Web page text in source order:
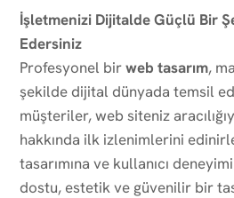
İşletmenizi Dijitalde Güçlü Bir
Edersiniz
Profesyonel birweb tasarım,
şekilde dijital dünyada temsil
müşteriler, web siteniz
hakkında ilk izlenimlerini
tasarımına ve kullanıcı
dostu, estetik ve güvenilir bir